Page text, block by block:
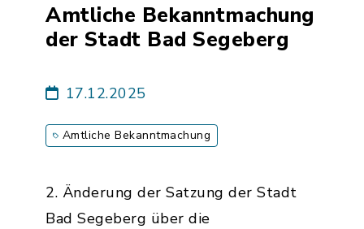
Amtliche Bekanntmachung
der Stadt Bad Segeberg
17.12.2025
Amtliche Bekanntmachung
2. Änderung der Satzung der Stadt
Bad Segeberg über die